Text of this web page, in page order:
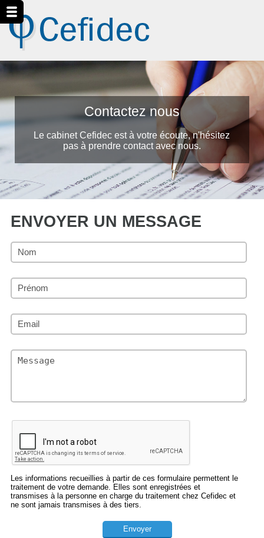
Contactez nous
Le cabinet Cefidec est à votre écoute, n'hésitez
pas à prendre contact avec nous.
ENVOYER UN MESSAGE
Les informations recueillies à partir de ces formulaire permettent le
traitement de votre demande. Elles sont enregistrées et
transmises à la personne en charge du traitement chez Cefidec et
ne sont jamais transmises à des tiers.
Envoyer